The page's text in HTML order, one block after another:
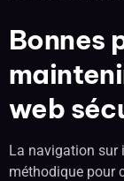
Bonnes
web
La navigation sur
méthodique pour